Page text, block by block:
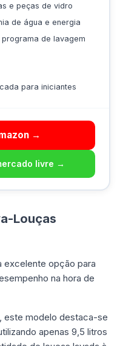
e peças de vidro
de água e energia
de lavagem
para iniciantes
→
livre →
Louças
excelente opção para
na hora de
este modelo destaca-se
apenas 9,5 litros